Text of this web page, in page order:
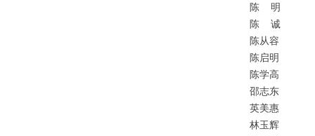
陈
明
陈
诚
陈从容
陈启明
陈学高
邵志东
英美惠
林玉辉